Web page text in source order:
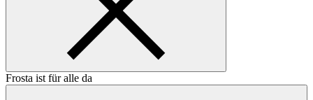
Frosta ist für alle da